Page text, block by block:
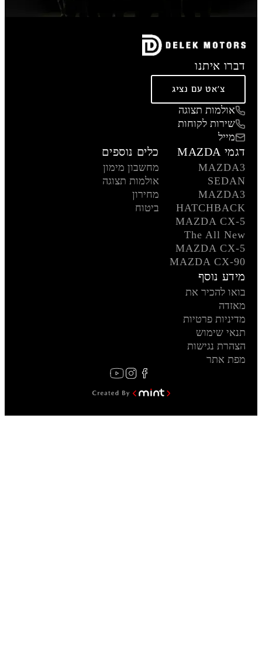
דברו איתנו
צ'אט עם נציג
אולמות תצוגה
שירות לקוחות
מייל
דגמי MAZDA
MAZDA3
SEDAN
MAZDA3
HATCHBACK
MAZDA CX-5
The All New
MAZDA CX-5
MAZDA CX-90
כלים נוספים
מחשבון מימון
אולמות תצוגה
מחירון
ביטוח
מידע נוסף
בואו להכיר את
מאזדה
מדיניות פרטיות
תנאי שימוש
הצהרת נגישות
מפת אתר